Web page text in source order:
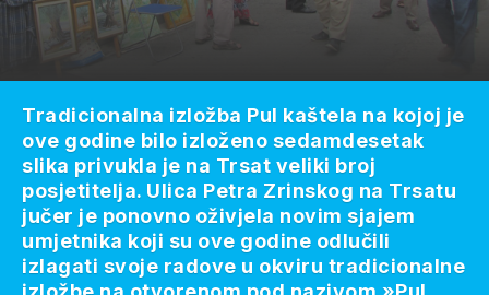
Tradicionalna izložba Pul kaštela na kojoj je
ove godine bilo izloženo sedamdesetak
slika privukla je na Trsat veliki broj
posjetitelja. Ulica Petra Zrinskog na Trsatu
jučer je ponovno oživjela novim sjajem
umjetnika koji su ove godine odlučili
izlagati svoje radove u okviru tradicionalne